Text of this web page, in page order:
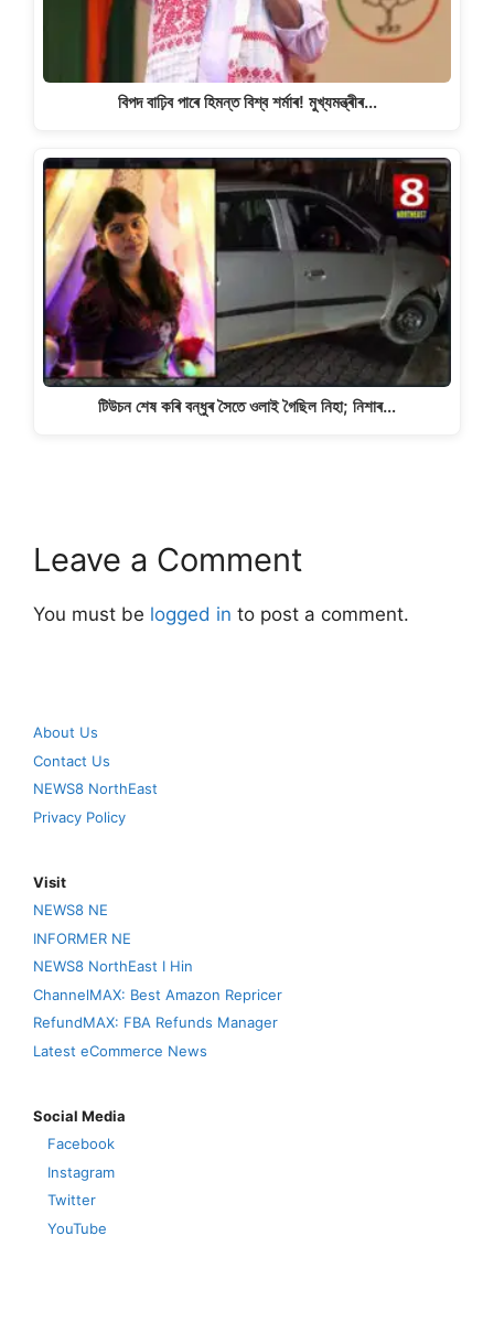
বিপদ বাঢ়িব পাৰে হিমন্ত বিশ্ব শৰ্মাৰ! মুখ্যমন্ত্ৰীৰ…
টিউচন শেষ কৰি বন্ধুৰ সৈতে ওলাই গৈছিল নিহা; নিশাৰ…
Leave a Comment
You must be logged in to post a comment.
About Us
Contact Us
NEWS8 NorthEast
Privacy Policy
Visit
NEWS8 NE
INFORMER NE
NEWS8 NorthEast I Hin
ChannelMAX: Best Amazon Repricer
RefundMAX: FBA Refunds Manager
Latest eCommerce News
Social Media
Facebook
Instagram
Twitter
YouTube